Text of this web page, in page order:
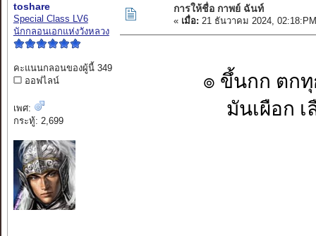
toshare
Special Class LV6
นักกลอนเอกแห่งวังหลวง
คะแนนกลอนของผู้นี้ 349
ออฟไลน์
เพศ:
กระทู้: 2,699
การให้ชื่อ กาพย์ ฉันท์
« เมื่อ: 21 ธันวาคม 2024,
๏ ขึ้นกก ตกทุ
มันเผือก